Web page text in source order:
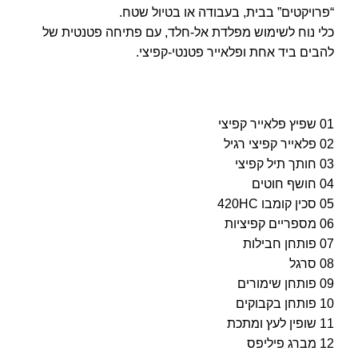
“פרויקטים” בבית, בעבודה או בטיול שטח.
כלי נוח לשימוש מפלדת אל-חלד, עם פתיחה פטנטית של
להבים ביד אחת ופלאייר פטנטי-קפיצי.
01 שפיץ פלאייר קפיצי
02 פלאייר קפיצי רגיל
03 חותך תיל קפיצי
04 חושף חוטים
05 סכין קומבו 420HC
06 מספריים קפיציות
07 פותחן חבילות
08 סרגל
09 פותחן שימורים
10 פותחן בקבוקים
11 שופין לעץ ומתכת
12 מברג פיליפס